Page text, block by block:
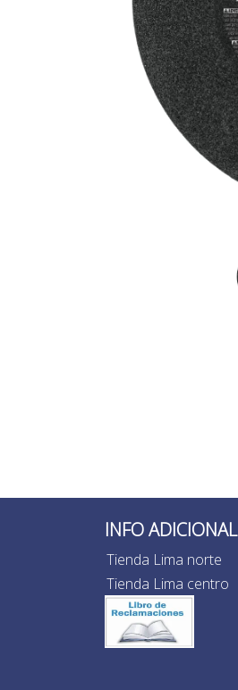
INFO ADICIONAL
Tienda Lima norte
Tienda Lima centro